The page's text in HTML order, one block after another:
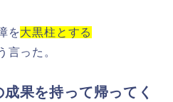
を大黒柱とする
言った。
成果を持って帰ってく